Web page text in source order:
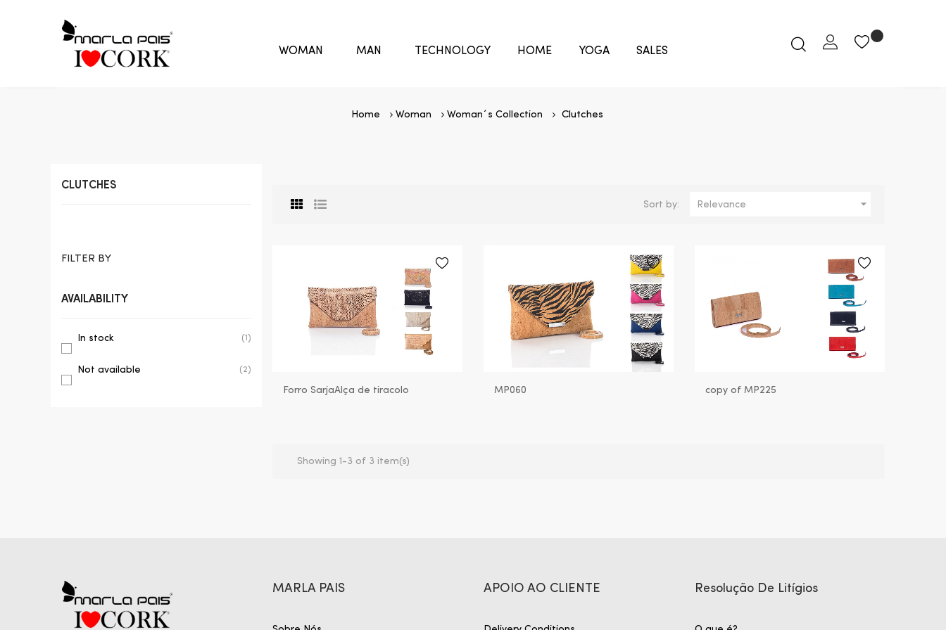
WOMAN MAN TECHNOLOGY HOME YOGA SALES
Home Woman Woman´s Collection Clutches
CLUTCHES
FILTER BY
AVAILABILITY
In stock (1)
Not available (2)
Sort by: Relevance 
Forro SarjaAlça de tiracolo
MP060 copy of MP225
Showing 1-3 of 3 item(s)
MARLA PAIS APOIO AO CLIENTE Resolução De Litígios